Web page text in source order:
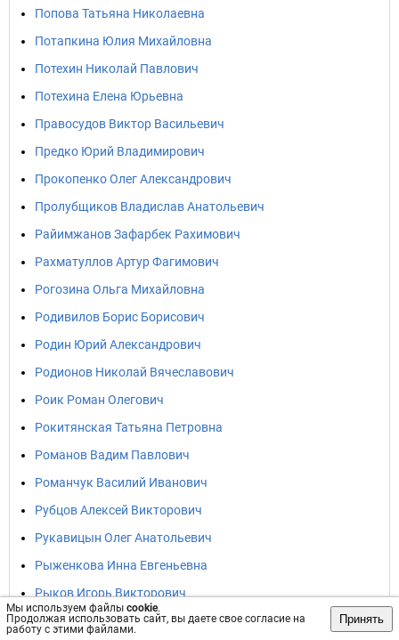
Мы используем файлы cookie.
Продолжая использовать сайт, вы даете свое согласие на
работу с этими файлами.
Принять
Попова Татьяна Николаевна
Потапкина Юлия Михайловна
Потехин Николай Павлович
Потехина Елена Юрьевна
Правосудов Виктор Васильевич
Предко Юрий Владимирович
Прокопенко Олег Александрович
Пролубщиков Владислав Анатольевич
Райимжанов Зафарбек Рахимович
Рахматуллов Артур Фагимович
Рогозина Ольга Михайловна
Родивилов Борис Борисович
Родин Юрий Александрович
Родионов Николай Вячеславович
Роик Роман Олегович
Рокитянская Татьяна Петровна
Романов Вадим Павлович
Романчук Василий Иванович
Рубцов Алексей Викторович
Рукавицын Олег Анатольевич
Рыженкова Инна Евгеньевна
Рыков Игорь Викторович
Ряполов Юрий Владимирович